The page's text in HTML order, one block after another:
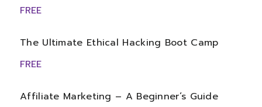
FREE
The Ultimate Ethical Hacking Boot Camp
FREE
Affiliate Marketing – A Beginner’s Guide